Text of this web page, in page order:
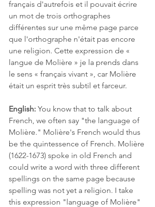
français d'autrefois et il pouvait écrire
un mot de trois orthographes
différentes sur une même page parce
que l'orthographe n'était pas encore
une religion. Cette expression de «
langue de Molière » je la prends dans
le sens « français vivant », car Molière
était un esprit très subtil et farceur.
English: You know that to talk about
French, we often say "the language of
Molière." Molière's French would thus
be the quintessence of French. Molière
(1622-1673) spoke in old French and
could write a word with three different
spellings on the same page because
spelling was not yet a religion. I take
this expression "language of Molière"